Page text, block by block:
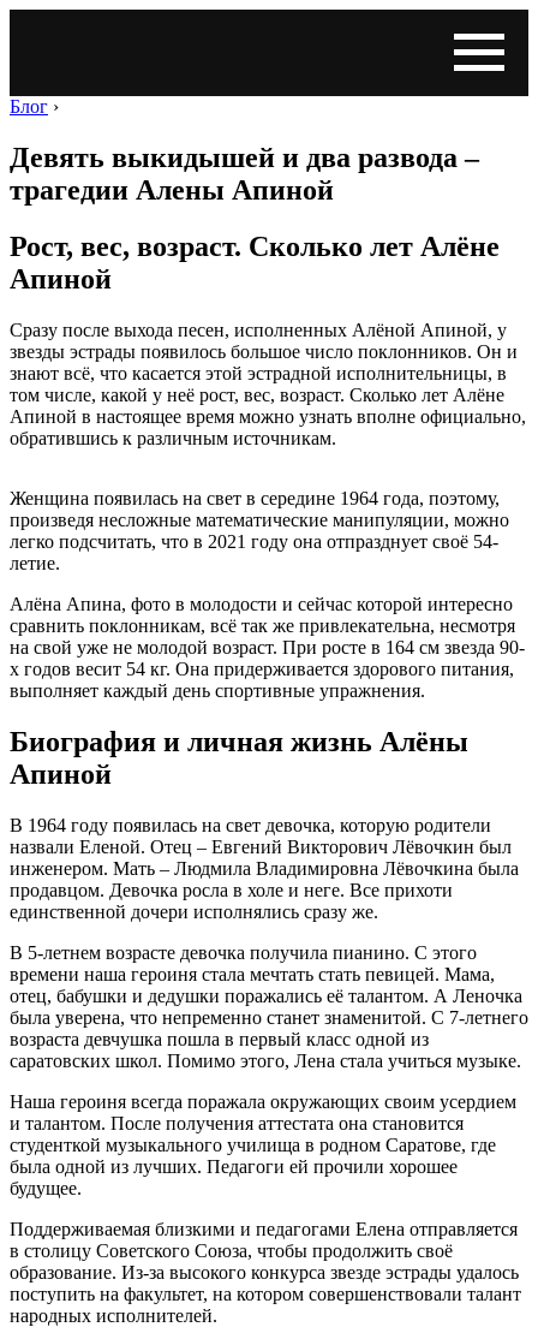
Блог ›
Девять выкидышей и два развода –
трагедии Алены Апиной
Рост, вес, возраст. Сколько лет Алёне
Апиной
Сразу после выхода песен, исполненных Алёной Апиной, у
звезды эстрады появилось большое число поклонников. Он и
знают всё, что касается этой эстрадной исполнительницы, в
том числе, какой у неё рост, вес, возраст. Сколько лет Алёне
Апиной в настоящее время можно узнать вполне официально,
обратившись к различным источникам.
Женщина появилась на свет в середине 1964 года, поэтому,
произведя несложные математические манипуляции, можно
легко подсчитать, что в 2021 году она отпразднует своё 54-
летие.
Алёна Апина, фото в молодости и сейчас которой интересно
сравнить поклонникам, всё так же привлекательна, несмотря
на свой уже не молодой возраст. При росте в 164 см звезда 90-
х годов весит 54 кг. Она придерживается здорового питания,
выполняет каждый день спортивные упражнения.
Биография и личная жизнь Алёны
Апиной
В 1964 году появилась на свет девочка, которую родители
назвали Еленой. Отец – Евгений Викторович Лёвочкин был
инженером. Мать – Людмила Владимировна Лёвочкина была
продавцом. Девочка росла в холе и неге. Все прихоти
единственной дочери исполнялись сразу же.
В 5-летнем возрасте девочка получила пианино. С этого
времени наша героиня стала мечтать стать певицей. Мама,
отец, бабушки и дедушки поражались её талантом. А Леночка
была уверена, что непременно станет знаменитой. С 7-летнего
возраста девчушка пошла в первый класс одной из
саратовских школ. Помимо этого, Лена стала учиться музыке.
Наша героиня всегда поражала окружающих своим усердием
и талантом. После получения аттестата она становится
студенткой музыкального училища в родном Саратове, где
была одной из лучших. Педагоги ей прочили хорошее
будущее.
Поддерживаемая близкими и педагогами Елена отправляется
в столицу Советского Союза, чтобы продолжить своё
образование. Из-за высокого конкурса звезде эстрады удалось
поступить на факультет, на котором совершенствовали талант
народных исполнителей.